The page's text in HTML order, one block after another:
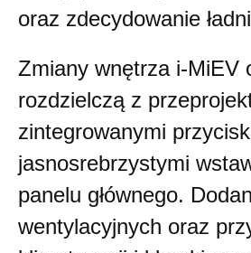
oraz zdecydowanie
Zmiany wnętrza i-MiEV
rozdzielczą z
zintegrowanymi
jasnosrebrzystymi
panelu głównego.
wentylacyjnych oraz